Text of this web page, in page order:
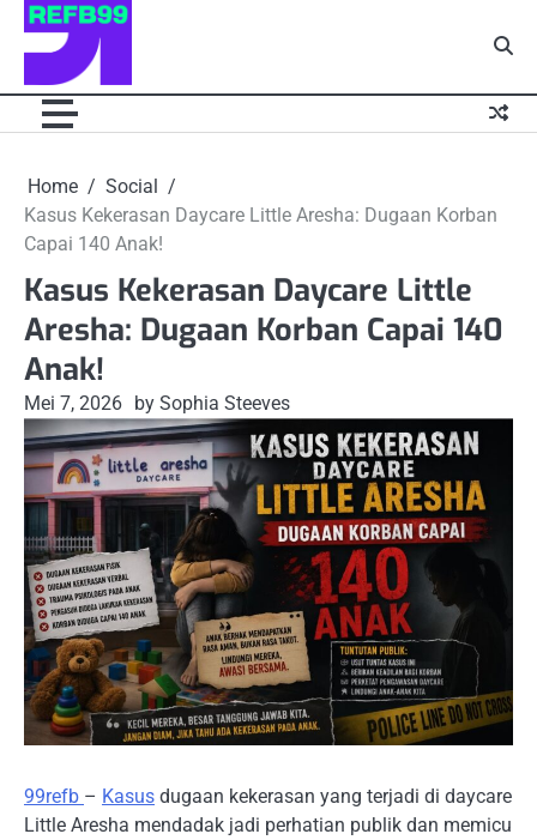
Skip
Home
Social
Kasus Kekerasan Daycare Little Aresha: Dugaan Korban
Capai 140 Anak!
Kasus Kekerasan Daycare Little
Aresha: Dugaan Korban Capai 140
Anak!
Mei 7, 2026 by Sophia Steeves
99refb – Kasus dugaan kekerasan yang terjadi di daycare
Little Aresha mendadak jadi perhatian publik dan memicu